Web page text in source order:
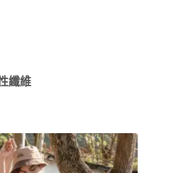
纖維